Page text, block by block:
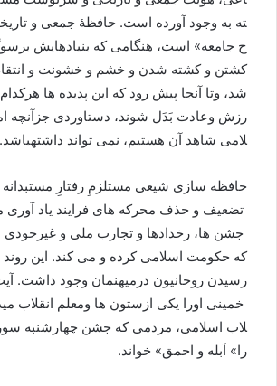
ته به وجود آورده است. حافظۀ جمعی و
ح جامعه» است، هنگامی که بنیادهایش بر
کشتن و کشته شدن و خشم و خشونت و
شد، وتا آنجا پیش رود که این پدیده ها هرکدام
رزش وعادت بَدَل شوند، دستاوردی جزآنچه
لامی شاهد آن هستیم، نمی تواند داشتهباشد.
حافظه سازی شیعی مستلزمِ رفتارِ مستبدانه
تضعیف و حذف محرکه های فرایند یاد آوری
جشن ها، رخدادها و تجارب ملی و غیرخودی
که حکومت اسلامی کرده و می کند. این روند
رسیدن روحانیون درمیهنمان وجود داشت.
خمینی اورا یکی ازستون ها ومعلم انقلاب می
لاب اسلامی، مردمی که جشن چهارشنبه
را» اَبله و احمق» خواند.